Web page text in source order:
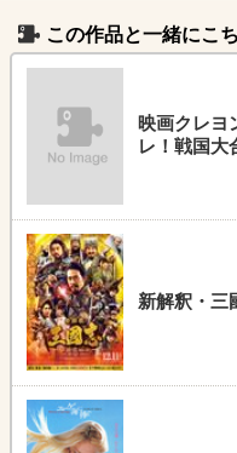
この作品と一緒にこ
映画クレ
レ！戦国大
新解釈・三